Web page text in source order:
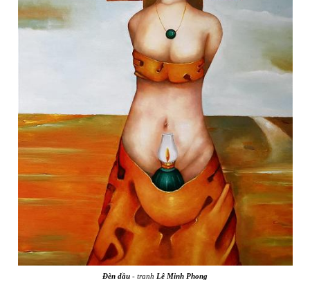
Đèn dầu - tranh Lê Minh Phong